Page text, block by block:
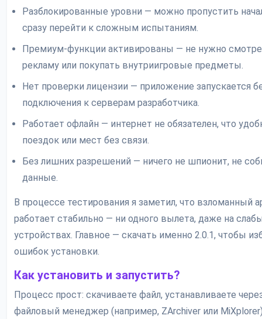
Разблокированные уровни — можно пропустить
сразу перейти к сложным испытаниям.
Премиум-функции активированы — не нужно
рекламу или покупать внутриигровые предметы.
Нет проверки лицензии — приложение запускается
подключения к серверам разработчика.
Работает офлайн — интернет не обязателен, что
поездок или мест без связи.
Без лишних разрешений — ничего не шпионит, не
данные.
В процессе тестирования я заметил, что взломанный
работает стабильно — ни одного вылета, даже на
устройствах. Главное — скачать именно 2.0.1, чтобы
ошибок установки.
Как установить и запустить?
Процесс прост: скачиваете файл, устанавливаете
файловый менеджер (например, ZArchiver или